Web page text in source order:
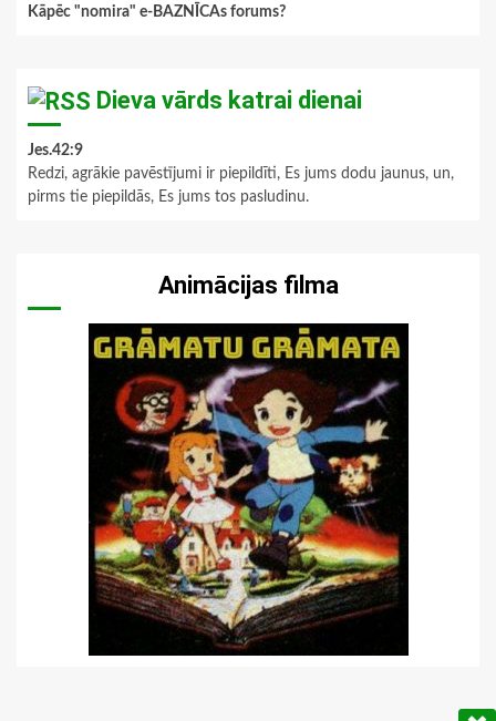
Kāpēc "nomira" e-BAZNĪCAs forums?
Dieva vārds katrai dienai
Jes.42:9
Redzi, agrākie pavēstījumi ir piepildīti, Es jums dodu jaunus, un,
pirms tie piepildās, Es jums tos pasludinu.
Animācijas filma